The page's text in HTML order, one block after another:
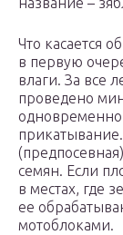
Что касается
в первую
влаги. За все
проведено
одновременно
семян. Если
в местах, где
ее
мотоблоками.